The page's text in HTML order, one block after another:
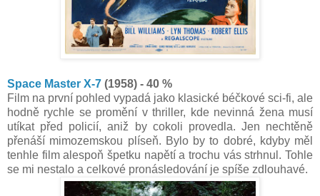
Space Master X-7 (1958) - 40 %
Film na první pohled vypadá jako klasické béčkové sci-fi, ale
hodně rychle se promění v thriller, kde nevinná žena musí
utíkat před policií, aniž by cokoli provedla. Jen nechtěně
přenáší mimozemskou plíseň. Bylo by to dobré, kdyby měl
tenhle film alespoň špetku napětí a trochu vás strhnul. Tohle
se mi nestalo a celkové pronásledování je spíše zdlouhavé.